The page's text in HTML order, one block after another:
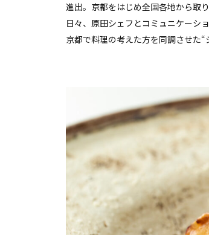
進出。京都をはじめ全国各地から取
日々、原田シェフとコミュニケーシ
京都で料理の考えた方を同調させた“